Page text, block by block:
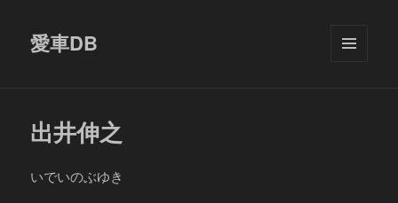
愛車DB
出井伸之
いでいのぶゆき